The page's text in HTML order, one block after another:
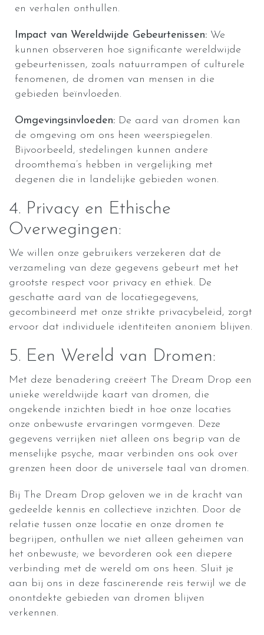
en verhalen onthullen.
Impact van Wereldwijde Gebeurtenissen: We
kunnen observeren hoe significante wereldwijde
gebeurtenissen, zoals natuurrampen of culturele
fenomenen, de dromen van mensen in die
gebieden beïnvloeden.
Omgevingsinvloeden: De aard van dromen kan
de omgeving om ons heen weerspiegelen.
Bijvoorbeeld, stedelingen kunnen andere
droomthema’s hebben in vergelijking met
degenen die in landelijke gebieden wonen.
4. Privacy en Ethische
Overwegingen:
We willen onze gebruikers verzekeren dat de
verzameling van deze gegevens gebeurt met het
grootste respect voor privacy en ethiek. De
geschatte aard van de locatiegegevens,
gecombineerd met onze strikte privacybeleid, zorgt
ervoor dat individuele identiteiten anoniem blijven.
5. Een Wereld van Dromen:
Met deze benadering creëert The Dream Drop een
unieke wereldwijde kaart van dromen, die
ongekende inzichten biedt in hoe onze locaties
onze onbewuste ervaringen vormgeven. Deze
gegevens verrijken niet alleen ons begrip van de
menselijke psyche, maar verbinden ons ook over
grenzen heen door de universele taal van dromen.
Bij The Dream Drop geloven we in de kracht van
gedeelde kennis en collectieve inzichten. Door de
relatie tussen onze locatie en onze dromen te
begrijpen, onthullen we niet alleen geheimen van
het onbewuste; we bevorderen ook een diepere
verbinding met de wereld om ons heen. Sluit je
aan bij ons in deze fascinerende reis terwijl we de
onontdekte gebieden van dromen blijven
verkennen.